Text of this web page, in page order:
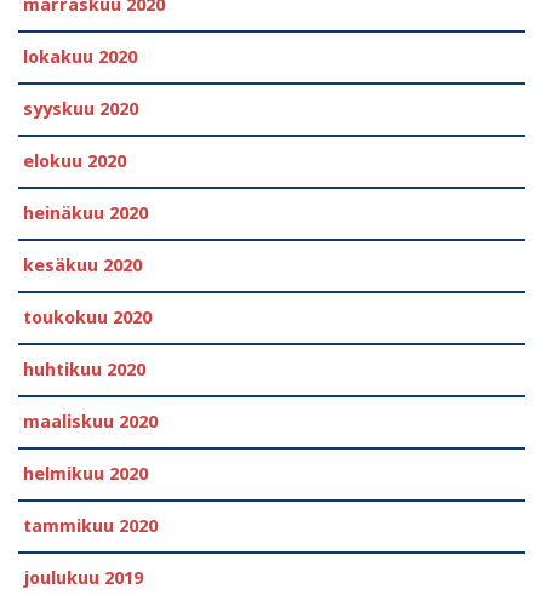
lokakuu 2020
syyskuu 2020
elokuu 2020
heinäkuu 2020
kesäkuu 2020
toukokuu 2020
huhtikuu 2020
maaliskuu 2020
helmikuu 2020
tammikuu 2020
joulukuu 2019